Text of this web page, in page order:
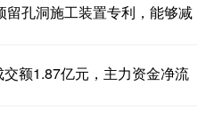
留孔洞施工装置专利，能够减
额1.87亿元，主力资金净流